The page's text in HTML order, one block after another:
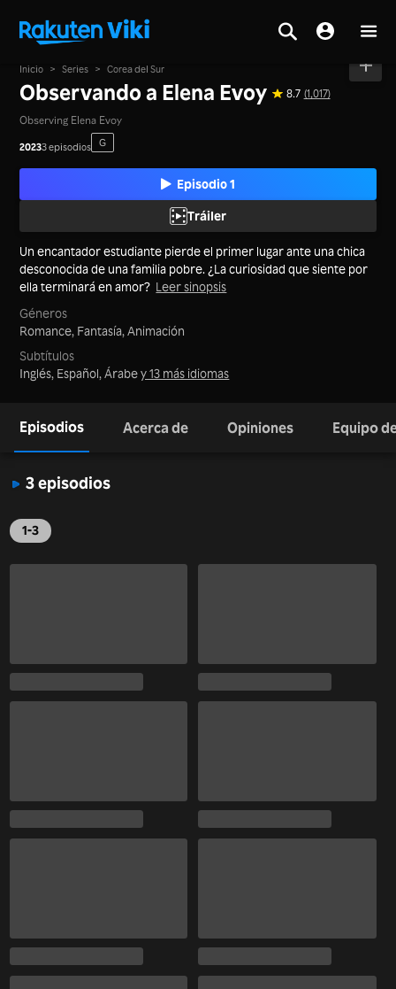
Inicio > Series > Corea del Sur
Observando a Elena Evoy 8.7 (1,017)
Observing Elena Evoy
20233 episodios G
Episodio 1
Tráiler
Un encantador estudiante pierde el primer lugar ante una chica
desconocida de una familia pobre. ¿La curiosidad que siente por
ella terminará en amor? Leer sinopsis
Géneros
Romance, Fantasía,Animación
Subtítulos
Inglés, Español, Árabey 13 más idiomas
Episodios Acerca de Opiniones Equipo
3 episodios
1-3